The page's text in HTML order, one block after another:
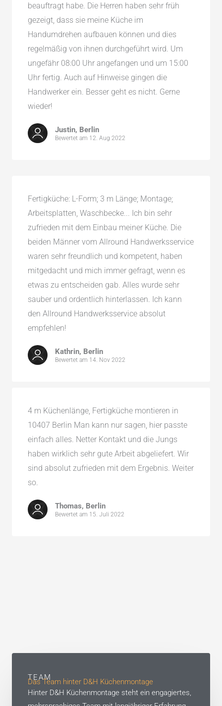
beauftragt habe. Die Herren haben sehr früh
gezeigt, dass sie meine Küche im
Handumdrehen aufbauen können und dies
regelmäßig von ihnen durchgeführt wird. Um
ungefähr 08:00 Uhr angefangen und um 15:00
Uhr fertig. Auch auf Hinweise gingen die
Handwerker ein. Besser geht es nicht. Gerne
wieder!
Justin, Berlin
Bewertet am 12. Aug 2022
Fertigküche: L-Form; 3 m Länge; Montage;
Arbeitsplatten, Waschbecke... Ich bin sehr
zufrieden mit dem Einbau meiner Küche. Die
beiden Männer vom Allround Handwerksservice
waren sehr freundlich und kompetent, haben
mitgedacht und mich immer gefragt, wenn es
etwas zu entscheiden gab. Alles wurde sehr
sauber und ordentlich hinterlassen. Ich kann
den Allround Handwerksservice absolut
empfehlen!
Kathrin, Berlin
Bewertet am 14. Nov 2022
4 m Küchenlänge, Fertigküche montieren in
10407 Berlin Man kann nur sagen, hier passte
einfach alles. Netter Kontakt und die Jungs
haben wirklich sehr gute Arbeit abgeliefert. Wir
sind absolut zufrieden mit dem Ergebnis. Weiter
so.
Thomas, Berlin
Bewertet am 15. Juli 2022
TEAM
Das Team hinter D&H Küchenmontage
Hinter D&H Küchenmontage steht ein engagiertes,